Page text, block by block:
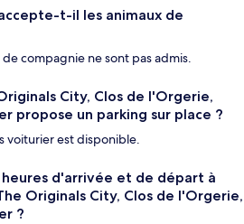
t-il les animaux de
de compagnie ne sont pas admis.
City, Clos de l'Orgerie,
propose un parking sur place ?
voiturier est disponible.
d'arrivée et de départ à
Originals City, Clos de l'Orgerie,
?